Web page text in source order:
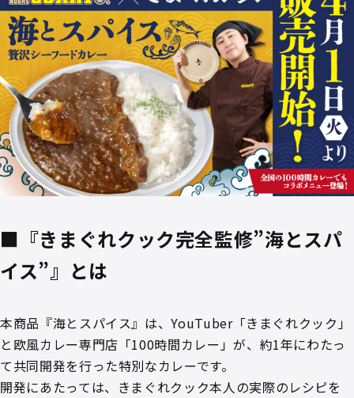
■『きまぐれクック完全監修”海とスパ
イス”』とは
本商品『海とスパイス』は、YouTuber「きまぐれクック」
と欧風カレー専門店「100時間カレー」が、約1年にわたっ
て共同開発を行った特別なカレーです。
開発にあたっては、きまぐれクック本人の実際のレシピを